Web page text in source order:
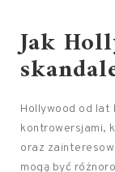
Jak
Hollywood od lat
kontrowersjami,
oraz
mogą być